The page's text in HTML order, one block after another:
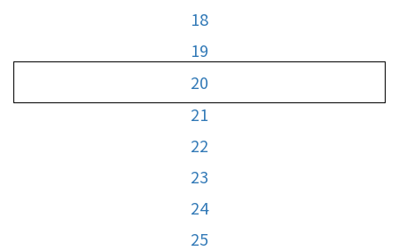
18
19
20
21
22
23
24
25